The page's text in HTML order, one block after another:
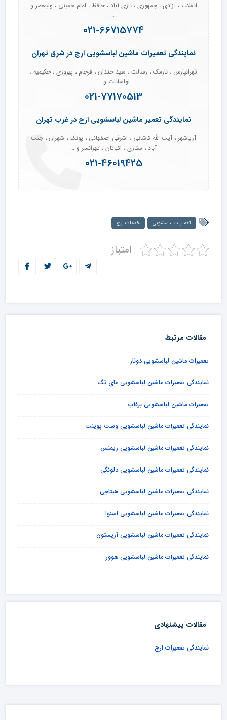
انقلاب ، آزادی ، جمهوری ، نازی آباد ، حافظ ، امام خمینی ، ولیعصر و
…
021-66715774
نمایندگی تعمیرات ماشین لباسشویی ارج در شرق تهران
تهرانپارس ، نارمک ، رسالت ، سید خندان ، فرجام ، پیروزی ، حکیمیه ،
لواسانات و …
021-77170513
نمایندگی تعمیر ماشین لباسشویی ارج در غرب تهران
آریاشهر ، آیت الله کاشانی ، اشرفی اصفهانی ، پونک ، شهران ، جنت
آباد ، ستاری ، اکباتان ، تهرانسر و …
021-46019425
تعمیرات لباسشویی خدمات ارج
امتیاز
مقالات مرتبط
تعمیرات ماشین لباسشویی دونار
نمایندگی تعمیرات ماشین لباسشویی مای تگ
تعمیرات ماشین لباسشویی برفاب
نمایندگی تعمیرات ماشین لباسشویی وست پوینت
نمایندگی تعمیرات ماشین لباسشویی زیمنس
نمایندگی تعمیرات ماشین لباسشویی دلونگی
نمایندگی تعمیرات ماشین لباسشویی هیتاچی
نمایندگی تعمیرات ماشین لباسشویی اسنوا
نمایندگی تعمیرات ماشین لباسشویی آریستون
نمایندگی تعمیرات ماشین لباسشویی هوور
مقالات پیشنهادی
نمایندگی تعمیرات ارج